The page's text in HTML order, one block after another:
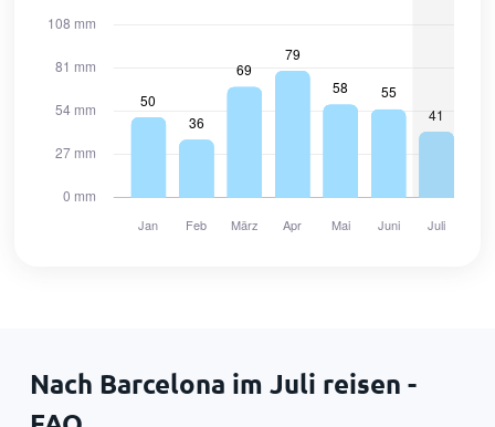
Nach Barcelona im Juli reisen -